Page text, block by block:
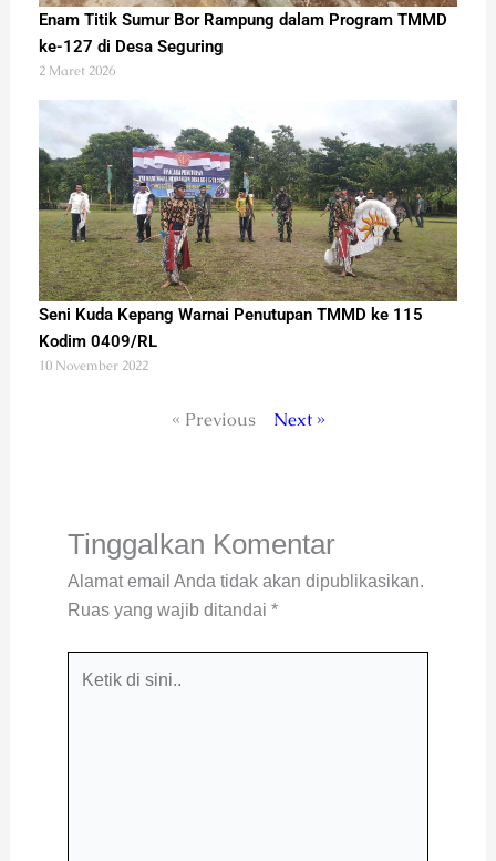
Enam Titik Sumur Bor Rampung dalam Program TMMD
ke-127 di Desa Seguring
2 Maret 2026
Seni Kuda Kepang Warnai Penutupan TMMD ke 115
Kodim 0409/RL
10 November 2022
« Previous Next »
Tinggalkan Komentar
Alamat email Anda tidak akan dipublikasikan.
Ruas yang wajib ditandai *